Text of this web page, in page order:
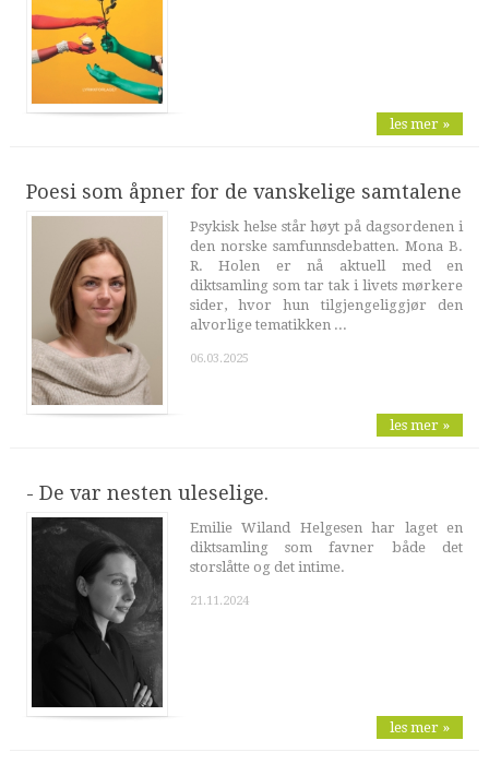
les mer »
Poesi som åpner for de vanskelige samtalene
Psykisk helse står høyt på dagsordenen i
den norske samfunnsdebatten. Mona B.
R. Holen er nå aktuell med en
diktsamling som tar tak i livets mørkere
sider, hvor hun tilgjengeliggjør den
alvorlige tematikken ...
06.03.2025
les mer »
- De var nesten uleselige.
Emilie Wiland Helgesen har laget en
diktsamling som favner både det
storslåtte og det intime.
21.11.2024
les mer »